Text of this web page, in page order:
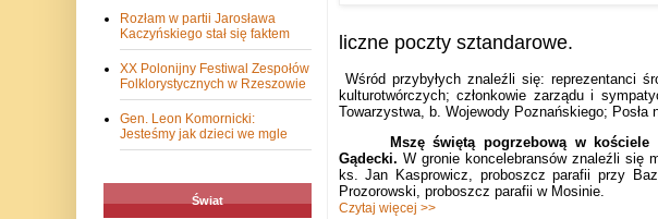
liczne poczty sztandarowe.
Wśród przybyłych znaleźli się: reprezentanci
kulturotwórczych; członkowie zarządu i
Towarzystwa, b. Wojewody Poznańskiego;
Mszę świętą pogrzebową w
Gądecki. W gronie koncelebransów znaleźli się
ks. Jan Kasprowicz, proboszcz parafii przy
Prozorowski, proboszcz parafii w Mosinie.
Czytaj więcej >>
Rozłam w partii Jarosława
Kaczyńskiego stał się faktem
XX Polonijny Festiwal Zespołów
Folklorystycznych w Rzeszowie
Gen. Leon Komornicki:
Jesteśmy jak dzieci we mgle
Świat